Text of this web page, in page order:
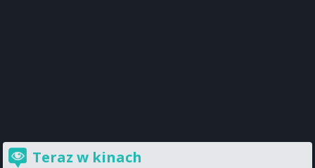
Teraz w kinach